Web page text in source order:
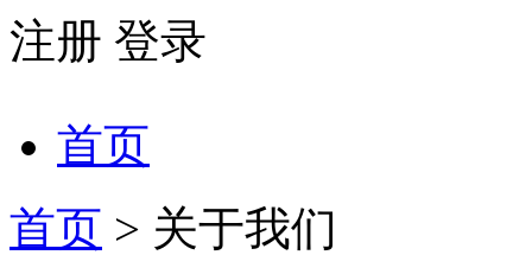
注册 登录
首页
首页 > 关于我们